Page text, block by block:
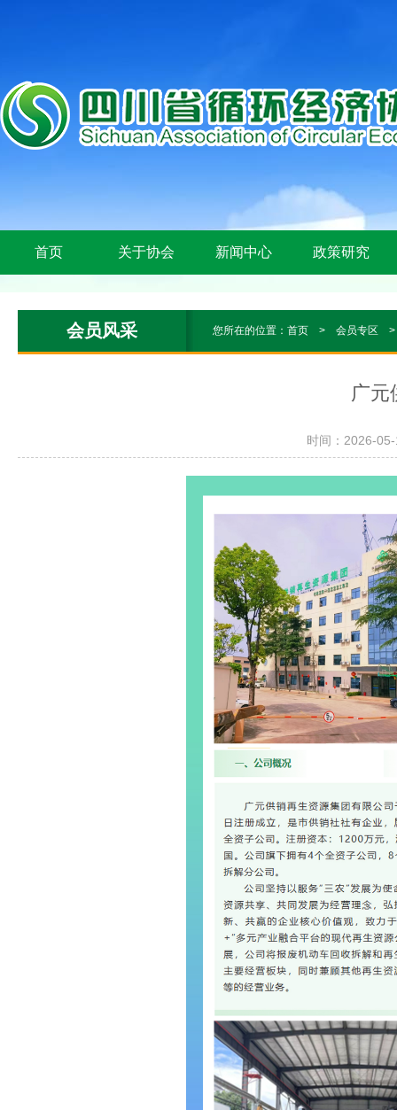
首页 关于协会 新闻中心 政策研究
会员风采 您所在的位置： 首页 > 会员专区
广元
时间：2026-